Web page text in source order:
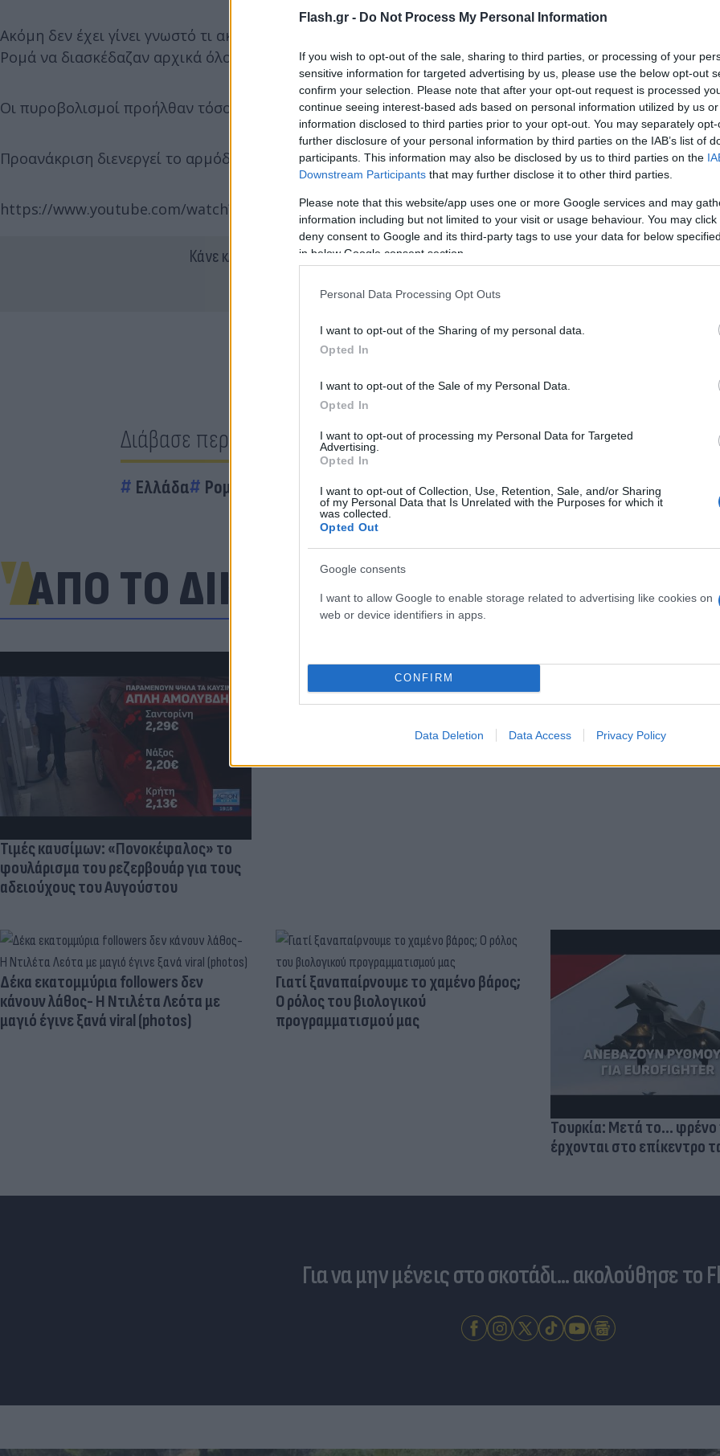
Flash.gr - Do Not Process My Personal Information
If you wish to opt-out of the sale, sharing to third parties, or processing of your
sensitive information for targeted advertising by us, please use the below opt-out
confirm your selection. Please note that after your opt-out request is processed
continue seeing interest-based ads based on personal information utilized by us
information disclosed to third parties prior to your opt-out. You may separately
further disclosure of your personal information by third parties on the IAB’s list of
participants. This information may also be disclosed by us to third parties on the
Downstream Participants that may further disclose it to other third parties.
Please note that this website/app uses one or more Google services and may
information including but not limited to your visit or usage behaviour. You may
deny consent to Google and its third-party tags to use your data for below
in below Google consent section.
Personal Data Processing Opt Outs
I want to opt-out of the Sharing of my personal data.
Opted In
I want to opt-out of the Sale of my Personal Data.
Opted In
I want to opt-out of processing my Personal Data for Targeted
Advertising.
Opted In
I want to opt-out of Collection, Use, Retention, Sale, and/or Sharing
of my Personal Data that Is Unrelated with the Purposes for which it
was collected.
Opted Out
Google consents
I want to allow Google to enable storage related to advertising like cookies on
web or device identifiers in apps.
CONFIRM
Data Deletion Data Access Privacy Policy
Ακόμη δεν έχει γίνει γνωστό τι ακριβώς συνέβη και πυροδοτήθηκε η συμπλοκή, καθώς πληροφορίες
Ρομά να διασκέδαζαν αρχικά όλοι μαζί.
Οι πυροβολισμοί προήλθαν τόσο από καραμπίνες όσα και από πιστόλι.
Προανάκριση διενεργεί το αρμόδιο τμήμα Θήβας.
https://www.youtube.com/watch?v=zRWKvueTjw8
Κάνε κλικ και δες περισσότεροFlash.grστην αναζήτηση της
Διάβασε περισσότερα
Ελλάδα Ρομά Πυροβολισμοί Θήβα
ΑΠΟ ΤΟ ΔΙΚΤΥΟ
Τιμές καυσίμων: «Πονοκέφαλος» το
φουλάρισμα του ρεζερβουάρ για τους
αδειούχους του Αυγούστου
«Στην pole position για Κωνσταντέλια
Skin dysmorphia: Όταν η
«τέλειο» δέρμα αποτελεί
ψυχικής υγείας
Δέκα εκατομμύρια followers δεν
κάνουν λάθος- Η Ντιλέτα Λεότα με
μαγιό έγινε ξανά viral (photos)
Γιατί ξαναπαίρνουμε το χαμένο βάρος;
Ο ρόλος του βιολογικού
προγραμματισμού μας
Τουρκία: Μετά το... φρένο
έρχονται στο επίκεντρο
Για να μην μένεις στο σκοτάδι... ακολούθησε το